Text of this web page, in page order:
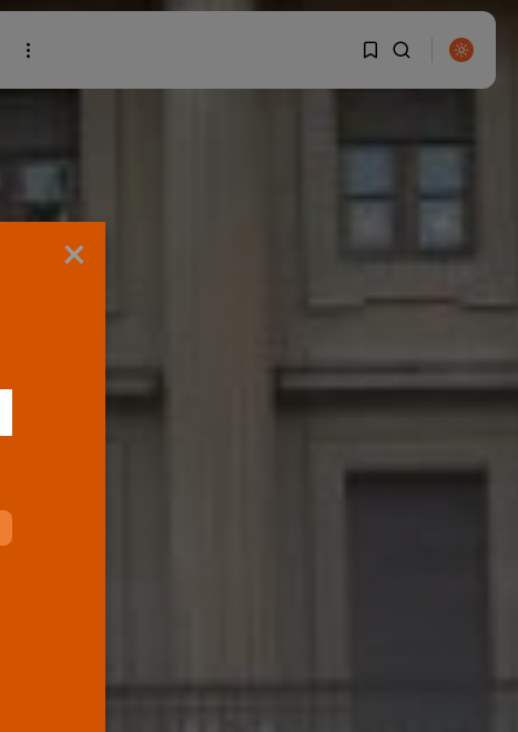
1 1
bookmarks yet.
0
El Ministerio de Justicia
vende ‘propaganda...
×